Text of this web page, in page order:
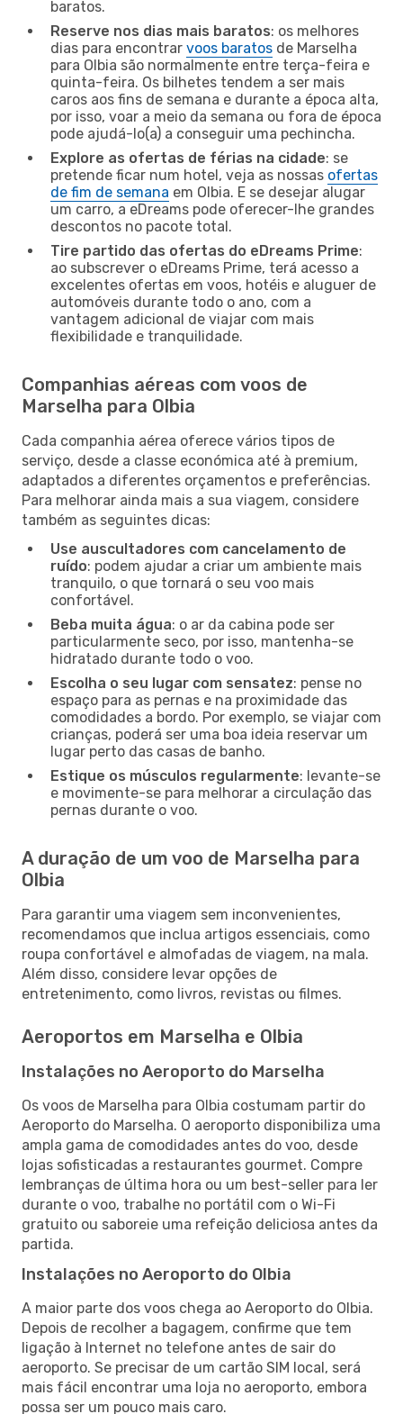
baratos.
Reserve nos dias mais baratos: os melhores
dias para encontrar voos baratos de Marselha
para Olbia são normalmente entre terça-feira e
quinta-feira. Os bilhetes tendem a ser mais
caros aos fins de semana e durante a época alta,
por isso, voar a meio da semana ou fora de época
pode ajudá-lo(a) a conseguir uma pechincha.
Explore as ofertas de férias na cidade: se
pretende ficar num hotel, veja as nossas ofertas
de fim de semana em Olbia. E se desejar alugar
um carro, a eDreams pode oferecer-lhe grandes
descontos no pacote total.
Tire partido das ofertas do eDreams Prime:
ao subscrever o eDreams Prime, terá acesso a
excelentes ofertas em voos, hotéis e aluguer de
automóveis durante todo o ano, com a
vantagem adicional de viajar com mais
flexibilidade e tranquilidade.
Companhias aéreas com voos de
Marselha para Olbia
Cada companhia aérea oferece vários tipos de
serviço, desde a classe económica até à premium,
adaptados a diferentes orçamentos e preferências.
Para melhorar ainda mais a sua viagem, considere
também as seguintes dicas:
Use auscultadores com cancelamento de
ruído: podem ajudar a criar um ambiente mais
tranquilo, o que tornará o seu voo mais
confortável.
Beba muita água: o ar da cabina pode ser
particularmente seco, por isso, mantenha-se
hidratado durante todo o voo.
Escolha o seu lugar com sensatez: pense no
espaço para as pernas e na proximidade das
comodidades a bordo. Por exemplo, se viajar com
crianças, poderá ser uma boa ideia reservar um
lugar perto das casas de banho.
Estique os músculos regularmente: levante-se
e movimente-se para melhorar a circulação das
pernas durante o voo.
A duração de um voo de Marselha para
Olbia
Para garantir uma viagem sem inconvenientes,
recomendamos que inclua artigos essenciais, como
roupa confortável e almofadas de viagem, na mala.
Além disso, considere levar opções de
entretenimento, como livros, revistas ou filmes.
Aeroportos em Marselha e Olbia
Instalações no Aeroporto do Marselha
Os voos de Marselha para Olbia costumam partir do
Aeroporto do Marselha. O aeroporto disponibiliza uma
ampla gama de comodidades antes do voo, desde
lojas sofisticadas a restaurantes gourmet. Compre
lembranças de última hora ou um best-seller para ler
durante o voo, trabalhe no portátil com o Wi-Fi
gratuito ou saboreie uma refeição deliciosa antes da
partida.
Instalações no Aeroporto do Olbia
A maior parte dos voos chega ao Aeroporto do Olbia.
Depois de recolher a bagagem, confirme que tem
ligação à Internet no telefone antes de sair do
aeroporto. Se precisar de um cartão SIM local, será
mais fácil encontrar uma loja no aeroporto, embora
possa ser um pouco mais caro.